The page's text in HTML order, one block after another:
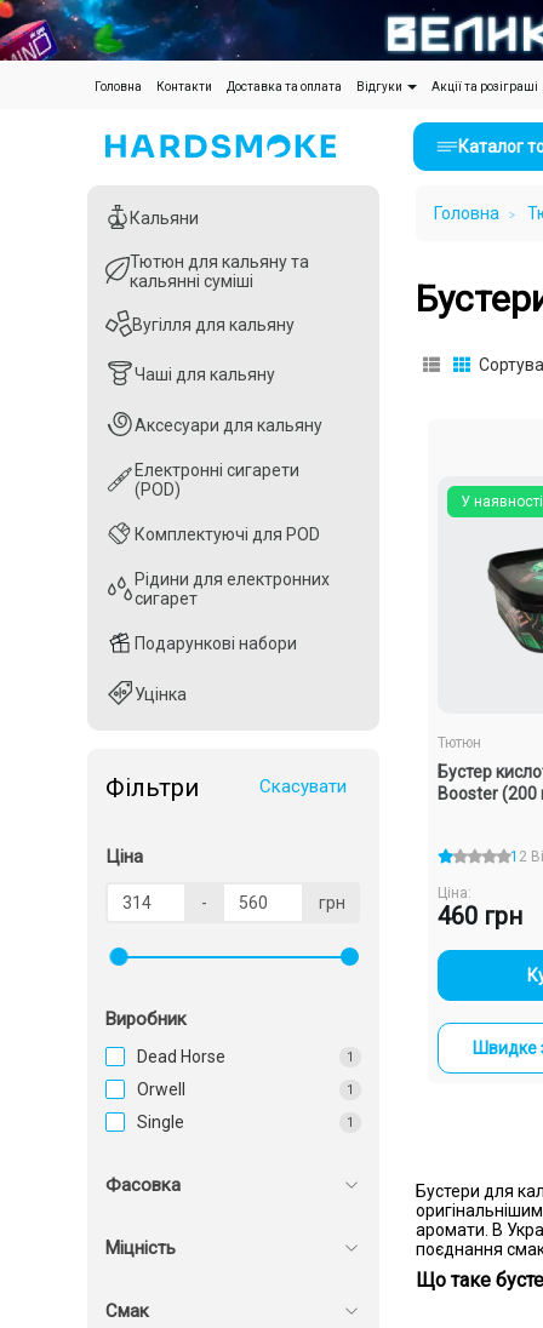
Головна (current)
Контакти Доставка та оплата Відгуки Акції та розіграші
Каталог
Кальяни
Тютюн для кальяну та
кальянні суміші
Вугілля для кальяну
Чаші для кальяну
Аксесуари для кальяну
Електронні сигарети
(POD)
Комплектуючі для POD
Рідини для електронних
сигарет
Подарункові набори
Уцінка
Кальяни
Тютюн для кальяну та
кальянні суміші
Вугілля для кальяну
Чаші для кальяну
Аксесуари для кальяну
Електронні сигарети
(POD)
Комплектуючі для POD
Рідини для електронних
сигарет
Подарункові набори
Уцінка
Фільтри Скасувати
Ціна
- грн
Виробник
Dead Horse 1
Orwell 1
Single 1
Фасовка
Міцність
Смак
Головна
У наявності
Тютюн
Бустер
Booster (200
1 2
Ціна:
460 грн
-
Швидке
Бустери для
аромати. В
поєднання
Що таке